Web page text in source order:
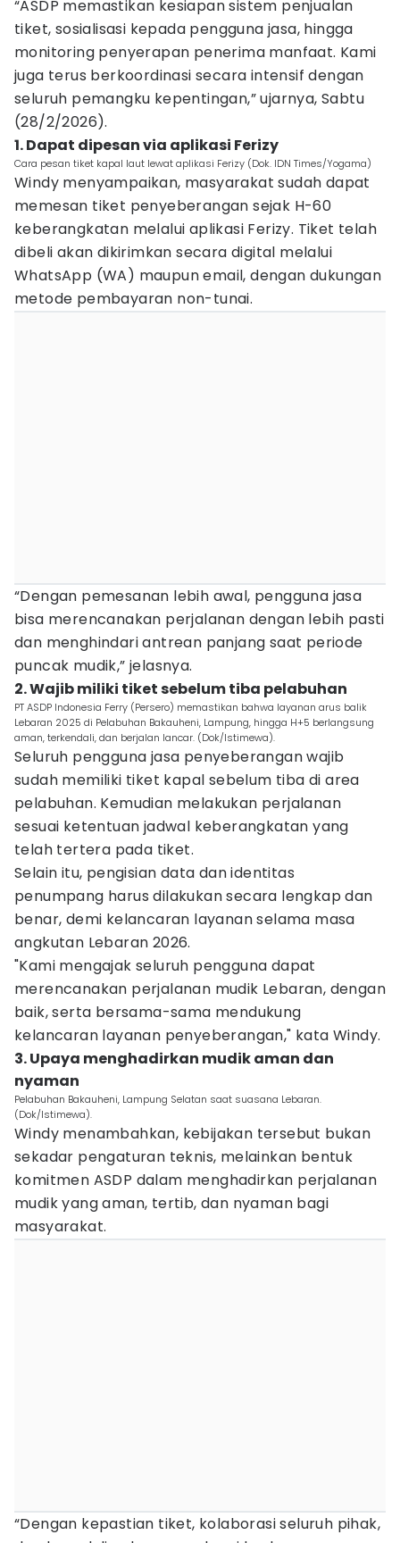
“ASDP memastikan kesiapan sistem penjualan
tiket, sosialisasi kepada pengguna jasa, hingga
monitoring penyerapan penerima manfaat. Kami
juga terus berkoordinasi secara intensif dengan
seluruh pemangku kepentingan,” ujarnya, Sabtu
(28/2/2026).
1. Dapat dipesan via aplikasi Ferizy
Cara pesan tiket kapal laut lewat aplikasi Ferizy (Dok. IDN Times/Yogama)
Windy menyampaikan, masyarakat sudah dapat
memesan tiket penyeberangan sejak H-60
keberangkatan melalui aplikasi Ferizy. Tiket telah
dibeli akan dikirimkan secara digital melalui
WhatsApp (WA) maupun email, dengan dukungan
metode pembayaran non-tunai.
“Dengan pemesanan lebih awal, pengguna jasa
bisa merencanakan perjalanan dengan lebih pasti
dan menghindari antrean panjang saat periode
puncak mudik,” jelasnya.
2. Wajib miliki tiket sebelum tiba pelabuhan
PT ASDP Indonesia Ferry (Persero) memastikan bahwa layanan arus balik
Lebaran 2025 di Pelabuhan Bakauheni, Lampung, hingga H+5 berlangsung
aman, terkendali, dan berjalan lancar. (Dok/Istimewa).
Seluruh pengguna jasa penyeberangan wajib
sudah memiliki tiket kapal sebelum tiba di area
pelabuhan. Kemudian melakukan perjalanan
sesuai ketentuan jadwal keberangkatan yang
telah tertera pada tiket.
Selain itu, pengisian data dan identitas
penumpang harus dilakukan secara lengkap dan
benar, demi kelancaran layanan selama masa
angkutan Lebaran 2026.
"Kami mengajak seluruh pengguna dapat
merencanakan perjalanan mudik Lebaran, dengan
baik, serta bersama-sama mendukung
kelancaran layanan penyeberangan," kata Windy.
3. Upaya menghadirkan mudik aman dan
nyaman
Pelabuhan Bakauheni, Lampung Selatan saat suasana Lebaran.
(Dok/Istimewa).
Windy menambahkan, kebijakan tersebut bukan
sekadar pengaturan teknis, melainkan bentuk
komitmen ASDP dalam menghadirkan perjalanan
mudik yang aman, tertib, dan nyaman bagi
masyarakat.
“Dengan kepastian tiket, kolaborasi seluruh pihak,